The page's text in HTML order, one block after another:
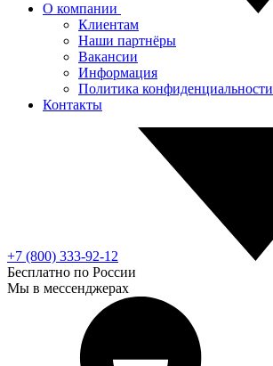
О компании
Клиентам
Наши партнёры
Вакансии
Информация
Политика конфиденциальности
Контакты
+7 (800) 333-92-12
Бесплатно по России
Мы в мессенджерах